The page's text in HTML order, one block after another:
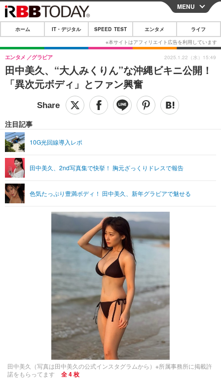
CLOSE
ホーム
IT・デジタル
IT・デジタルTOP スマートフォン
ショッピング その他
SPEED TEST
エンタメTOP 映画・ドラマ
グラビア ブログ
ショッピング その他
ライフTOP
リリース一覧
プッシュ通知の停止方法
MENU
ホーム IT・デジタル SPEED TEST エンタメ ライフ
田中美久、“大人みくりん”な沖縄ビキニ公開！
「異次元ボディ」とファン興奮
エンタメ グラビア
注目記事
10G光回線導入レポ
田中美久、2nd写真集で快挙！ 胸元ざっくりドレスで報告
色気たっぷり豊満ボディ！ 田中美久、新年グラビアで魅せる
2025.1.22（水）15:49
田中美久（写真は田中美久の公式インスタグラムから）※所属事務所に掲載許
諾をもらってます
全 4 枚